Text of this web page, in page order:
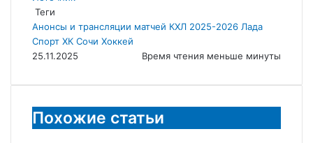
Теги
Анонсы и трансляции матчей КХЛ 2025-2026 Лада
Спорт ХК Сочи Хоккей
25.11.2025
Время чтения меньше минуты
Похожие статьи